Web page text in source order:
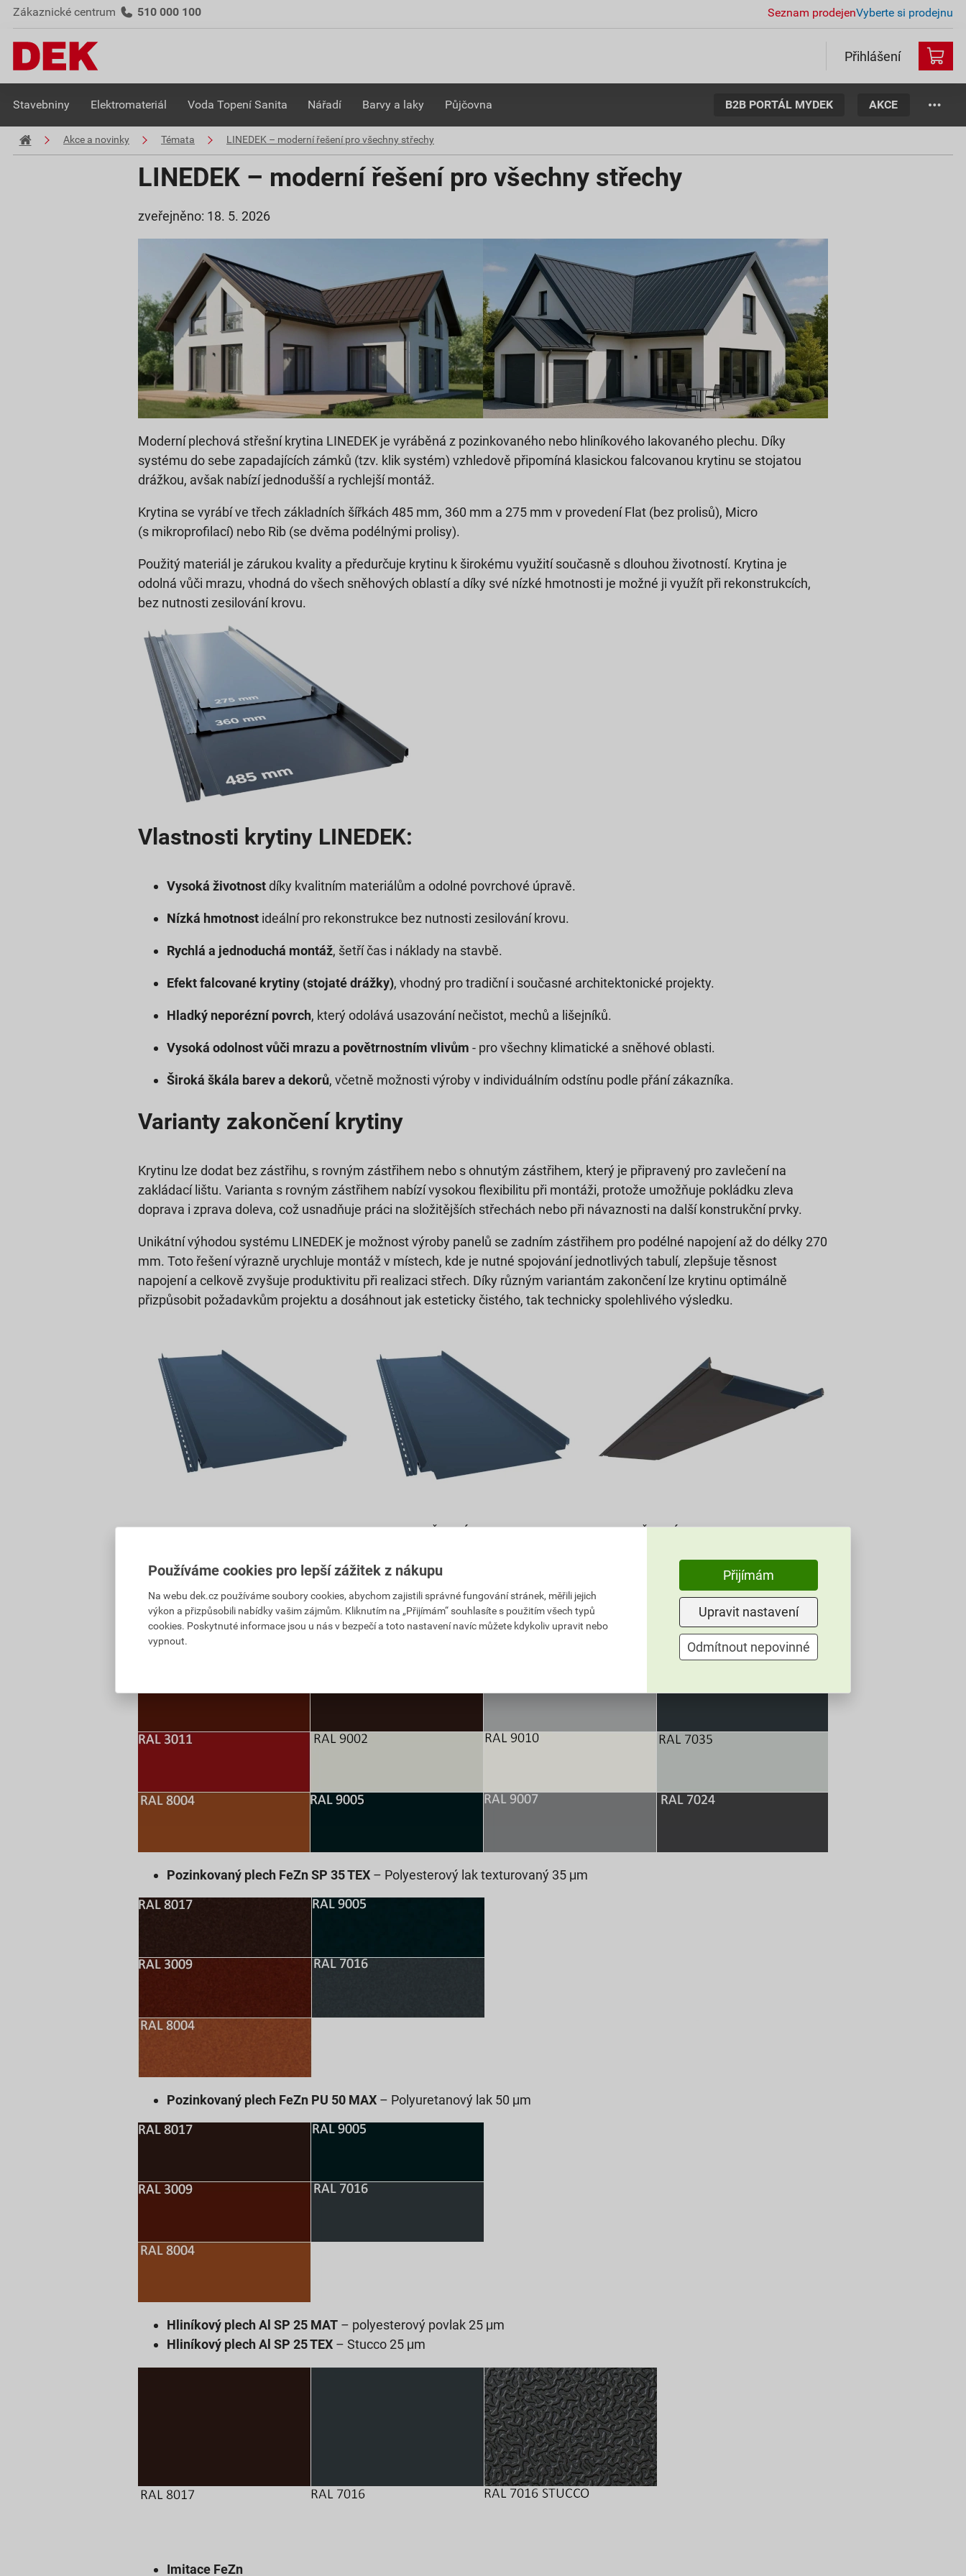
Zákaznické centrum 510 000 100 Seznam prodejenVyberte si prodejnu
Přihlášení
Stavebniny Elektromateriál Voda Topení Sanita Nářadí Barvy a laky Půjčovna B2B PORTÁL MYDEK AKCE
Akce a novinky Témata LINEDEK – moderní řešení pro všechny střechy
LINEDEK – moderní řešení pro všechny střechy
zveřejněno: 18. 5. 2026
Moderní plechová střešní krytina LINEDEK je vyráběná z pozinkovaného nebo hliníkového lakovaného plechu. Díky
systému do sebe zapadajících zámků (tzv. klik systém) vzhledově připomíná klasickou falcovanou krytinu se stojatou
drážkou, avšak nabízí jednodušší a rychlejší montáž.
Krytina se vyrábí ve třech základních šířkách 485 mm, 360 mm a 275 mm v provedení Flat (bez prolisů), Micro
(s mikroprofilací) nebo Rib (se dvěma podélnými prolisy).
Použitý materiál je zárukou kvality a předurčuje krytinu k širokému využití současně s dlouhou životností. Krytina je
odolná vůči mrazu, vhodná do všech sněhových oblastí a díky své nízké hmotnosti je možné ji využít při rekonstrukcích,
bez nutnosti zesilování krovu.
Vlastnosti krytiny LINEDEK:
Vysoká životnostdíky kvalitním materiálům a odolné povrchové úpravě.
Nízká hmotnost ideální pro rekonstrukce bez nutnosti zesilování krovu.
Rychlá a jednoduchá montáž, šetří čas i náklady na stavbě.
Efekt falcované krytiny (stojaté drážky), vhodný pro tradiční i současné architektonické projekty.
Hladký neporézní povrch, který odolává usazování nečistot, mechů a lišejníků.
Vysoká odolnost vůči mrazu a povětrnostním vlivům - pro všechny klimatické a sněhové oblasti.
Široká škála barev a dekorů, včetně možnosti výroby v individuálním odstínu podle přání zákazníka.
Varianty zakončení krytiny
Krytinu lze dodat bez zástřihu, s rovným zástřihem nebo s ohnutým zástřihem, který je připravený pro zavlečení na
zakládací lištu. Varianta s rovným zástřihem nabízí vysokou flexibilitu při montáži, protože umožňuje pokládku zleva
doprava i zprava doleva, což usnadňuje práci na složitějších střechách nebo při návaznosti na další konstrukční prvky.
Unikátní výhodou systému LINEDEK je možnost výroby panelů se zadním zástřihem pro podélné napojení až do délky 270
mm. Toto řešení výrazně urychluje montáž v místech, kde je nutné spojování jednotlivých tabulí, zlepšuje těsnost
napojení a celkově zvyšuje produktivitu při realizaci střech. Díky různým variantám zakončení lze krytinu optimálně
přizpůsobit požadavkům projektu a dosáhnout jak esteticky čistého, tak technicky spolehlivého výsledku.
PŘEDNÍ STRANA CUT
PŘEDNÍ STRANA BENTCUT
Materiál a barvy:
Pozinkovaný plech FeZn SP 35 TEX – Polyesterový lak texturovaný 35 μm
Pozinkovaný plech FeZn PU 50 MAX – Polyuretanový lak 50 μm
Hliníkový plech Al SP 25 MAT – polyesterový povlak 25 μm
Hliníkový plech Al SP 25 TEX – Stucco 25 μm
Imitace FeZn
Používáme cookies pro lepší zážitek z nákupu
Na webu dek.cz používáme soubory cookies, abychom zajistili správné fungování stránek, měřili jejich
výkon a přizpůsobili nabídky vašim zájmům. Kliknutím na „Přijímám“ souhlasíte s použitím všech typů
cookies. Poskytnuté informace jsou u nás v bezpečí a toto nastavení navíc můžete kdykoliv upravit nebo
vypnout.
Přijímám
Upravit nastavení
Odmítnout nepovinné